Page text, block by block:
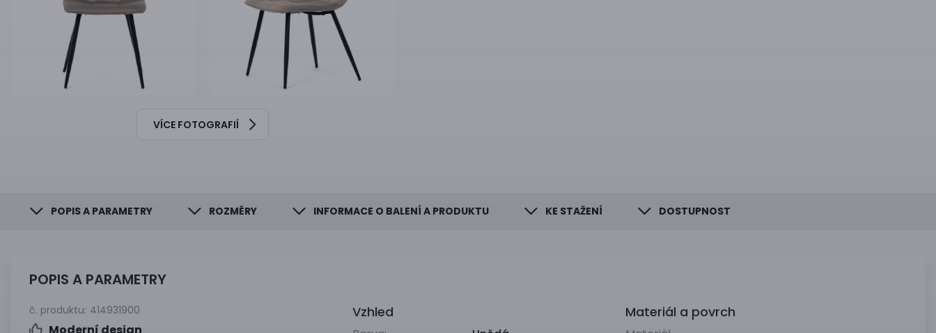
VÍCE FOTOGRAFIÍ
POPIS A PARAMETRY ROZMĚRY INFORMACE O BALENÍ A PRODUKTU KE STAŽENÍ DOSTUPNOST
POPIS A PARAMETRY
č. produktu: 414931900 Vzhled Materiál a povrch